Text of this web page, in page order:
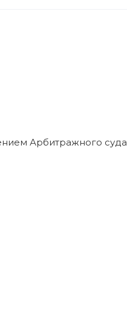
Арбитражного суда